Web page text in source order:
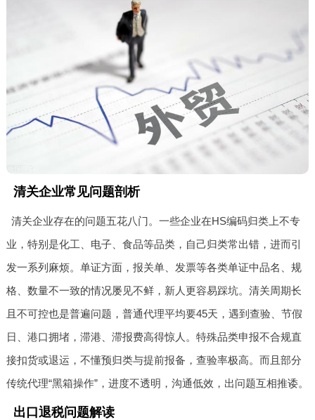
清关企业常见问题剖析
清关企业存在的问题五花八门。一些企业在HS编码归类上不专
业，特别是化工、电子、食品等品类，自己归类常出错，进而引
发一系列麻烦。单证方面，报关单、发票等各类单证中品名、规
格、数量不一致的情况屡见不鲜，新人更容易踩坑。清关周期长
且不可控也是普遍问题，普通代理平均要45天，遇到查验、节假
日、港口拥堵，滞港、滞报费高得惊人。特殊品类申报不合规直
接扣货或退运，不懂预归类与提前报备，查验率极高。而且部分
传统代理“黑箱操作”，进度不透明，沟通低效，出问题互相推诿。
出口退税问题解读